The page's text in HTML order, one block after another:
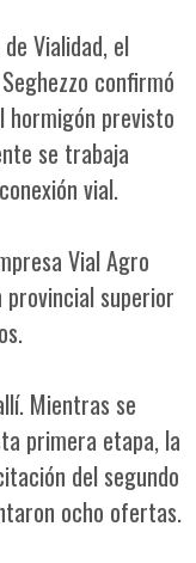
Vialidad, el
confirmó
hormigón previsto
se trabaja
vial.
Vial Agro
provincial superior
Mientras se
primera etapa, la
del segundo
ocho ofertas.